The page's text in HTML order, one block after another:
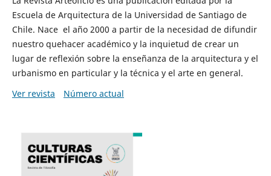
Escuela de Arquitectura de la Universidad de Santiago de
Chile. Nace el año 2000 a partir de la necesidad de difundir
nuestro quehacer académico y la inquietud de crear un
lugar de reflexión sobre la enseñanza de la arquitectura y el
urbanismo en particular y la técnica y el arte en general.
Ver revista
Número actual